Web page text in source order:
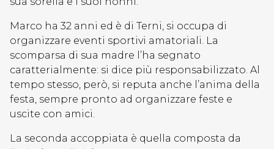
Marco ha 32 anni ed è di Terni, si occupa di
organizzare eventi sportivi amatoriali. La
scomparsa di sua madre l’ha segnato
caratterialmente: si dice più responsabilizzato. Al
tempo stesso, però, si reputa anche l’anima della
festa, sempre pronto ad organizzare feste e
uscite con amici.
La seconda accoppiata è quella composta da